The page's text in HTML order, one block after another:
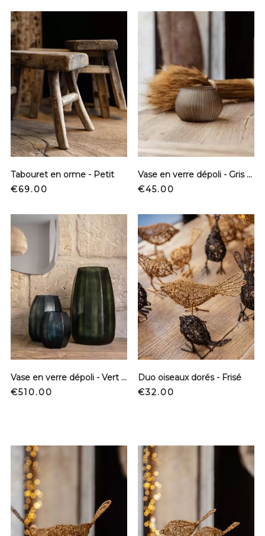
Tabouret en orme - Petit
Price
€69.00
Vase en verre dépoli - Gris - XS
Price
€45.00
Vase en verre dépoli - Vert - XL
Price
€510.00
Duo oiseaux dorés - Frisé
Price
€32.00